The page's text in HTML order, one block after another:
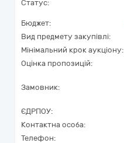
Статус:
Бюджет:
Вид предмету закупівлі:
Мінімальний крок аукціону:
Оцінка пропозицій:
Замовник:
ЄДРПОУ:
Контактна особа:
Телефон: